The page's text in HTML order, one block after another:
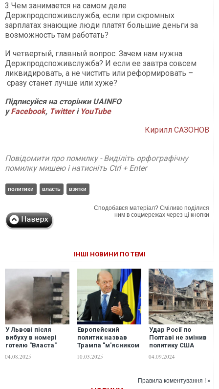
3 Чем занимается на самом деле
Держпродспоживслужба, если при скромных
зарплатах знающие люди платят большие деньги за
возможность там работать?
И четвертый, главный вопрос. Зачем нам нужна
Держпродспоживслужба? И если ее завтра совсем
ликвидировать, а не чистить или реформировать –
сразу станет лучше или хуже?
Підписуйся на сторінки UAINFO
уFacebook, Twitterі YouTube
Кирилл САЗОНОВ
Повідомити про помилку - Виділіть орфографічну
помилку мишею і натисніть Ctrl + Enter
политики власть взятки
Сподобався матеріал? Сміливо поділися
ним в соцмережах через ці кнопки
ІНШІ НОВИНИ ПО ТЕМІ
У Львові після
вибуху в номері
готелю "Власта"
сталася пожежа:
постраждали
04.08.2025
Европейский
политик назвав
Трампа "м'ясником
з Білого дому", що
ослаблює Україну
10.03.2025
Удар Росії по
Полтаві не змінив
политику США
щодо ударів
України по РФ, –
04.09.2024
Правила коментування ! »